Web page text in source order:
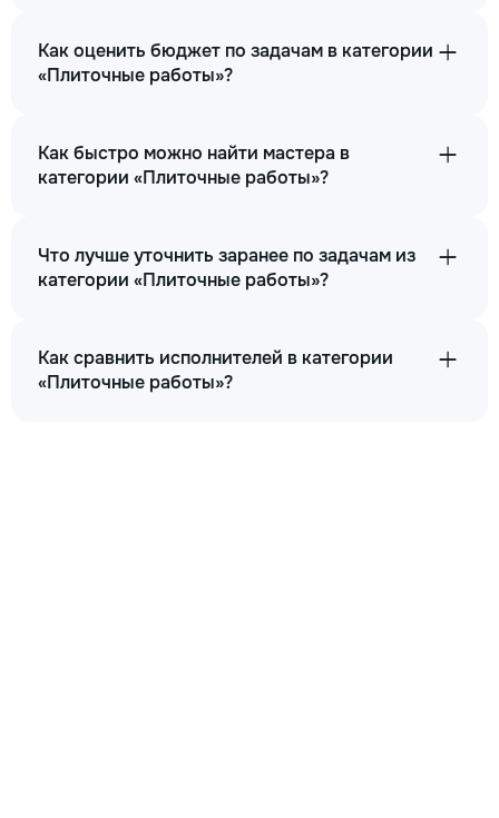
Как оценить бюджет по задачам в категории
«Плиточные работы»?
Как быстро можно найти мастера в
категории «Плиточные работы»?
Что лучше уточнить заранее по задачам из
категории «Плиточные работы»?
Как сравнить исполнителей в категории
«Плиточные работы»?